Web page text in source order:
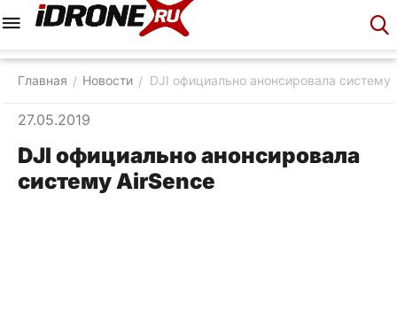
Главная / Новости / DJI официально анонсировала систему
27.05.2019
DJI официально анонсировала
систему AirSence
Корзина